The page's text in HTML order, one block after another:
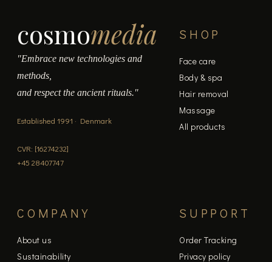
cosmomedia
"Embrace new technologies and
methods,
and respect the ancient rituals."
Established 1991 · Denmark
CVR: [16274232]
+45 28407747
SHOP
Face care
Body & spa
Hair removal
Massage
All products
COMPANY
About us
Sustainability
SUPPORT
Order Tracking
Privacy policy